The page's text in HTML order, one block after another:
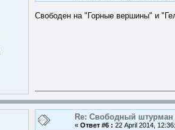
Свободен на "Горные вершины" и
Re: Свободный штурман
« Ответ #6 : 22 April 2014,